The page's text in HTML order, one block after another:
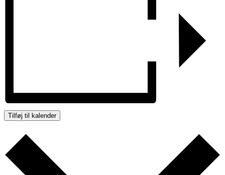
Tilføj til kalender